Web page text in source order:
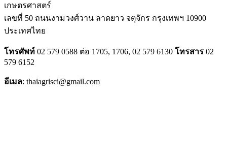
เกษตรศาสตร์
เลขที่ 50 ถนนงามวงศ์วาน ลาดยาว จตุจักร กรุงเทพฯ 10900
ประเทศไทย
โทรศัพท์ 02 579 0588 ต่อ 1705, 1706, 02 579 6130 โทรสาร 02
579 6152
อีเมล: thaiagrisci@gmail.com